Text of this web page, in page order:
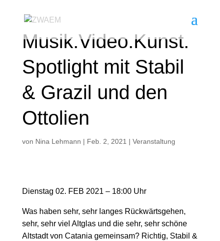
Musik.Video.Kunst.
Spotlight mit Stabil
& Grazil und den
Ottolien
von Nina Lehmann | Feb. 2, 2021 | Veranstaltung
Dienstag 02. FEB 2021 – 18:00 Uhr
Was haben sehr, sehr langes Rückwärtsgehen,
sehr, sehr viel Altglas und die sehr, sehr schöne
Altstadt von Catania gemeinsam? Richtig, Stabil &